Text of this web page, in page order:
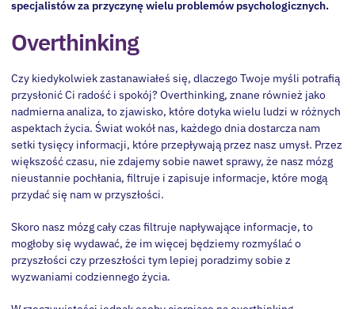
specjalistów za przyczynę wielu problemów psychologicznych.
Overthinking
Czy kiedykolwiek zastanawiałeś się, dlaczego Twoje myśli potrafią
przysłonić Ci radość i spokój? Overthinking, znane również jako
nadmierna analiza, to zjawisko, które dotyka wielu ludzi w różnych
aspektach życia. Świat wokół nas, każdego dnia dostarcza nam
setki tysięcy informacji, które przepływają przez nasz umysł. Przez
większość czasu, nie zdajemy sobie nawet sprawy, że nasz mózg
nieustannie pochłania, filtruje i zapisuje informacje, które mogą
przydać się nam w przyszłości.
Skoro nasz mózg cały czas filtruje napływające informacje, to
mogłoby się wydawać, że im więcej będziemy rozmyślać o
przyszłości czy przeszłości tym lepiej poradzimy sobie z
wyzwaniami codziennego życia.